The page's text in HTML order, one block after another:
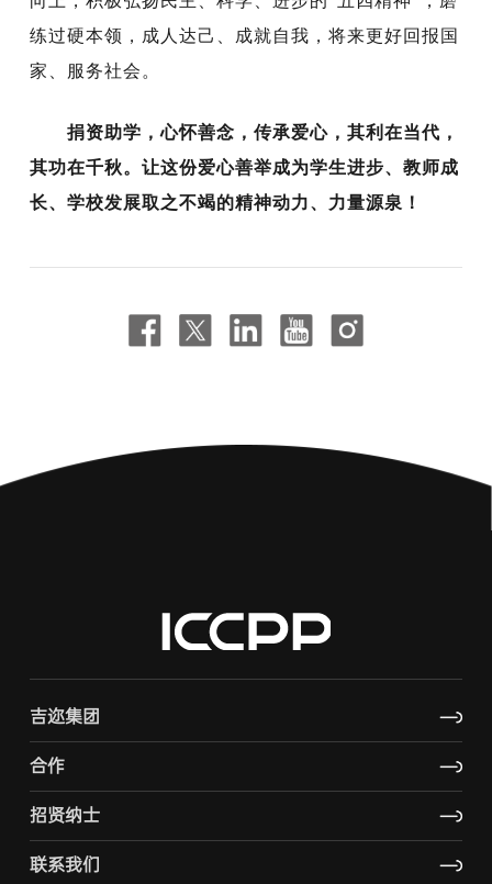
练过硬本领，成人达己、成就自我，将来更好回报国
家、服务社会。
捐资助学，心怀善念，传承爱心，其利在当代，
其功在千秋。让这份爱心善举成为学生进步、教师成
长、学校发展取之不竭的精神动力、力量源泉！
吉迩集团
合作
招贤纳士
联系我们